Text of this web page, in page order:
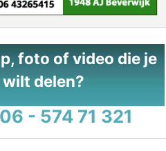
foto of video die je
delen?
06 - 574 71 321